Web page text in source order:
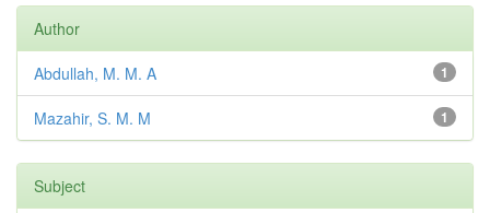
Author
1
Abdullah, M. M. A
1
Mazahir, S. M. M
Subject